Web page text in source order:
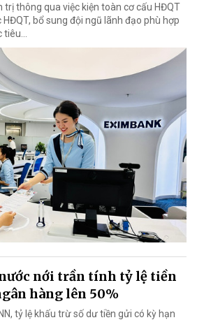
trị thông qua việc kiện toàn cơ cấu HĐQT
bổ sung đội ngũ lãnh đạo phù hợp
nới trần tính tỷ lệ tiền
hàng lên 50%
tỷ lệ khấu trừ số dư tiền gửi có kỳ hạn